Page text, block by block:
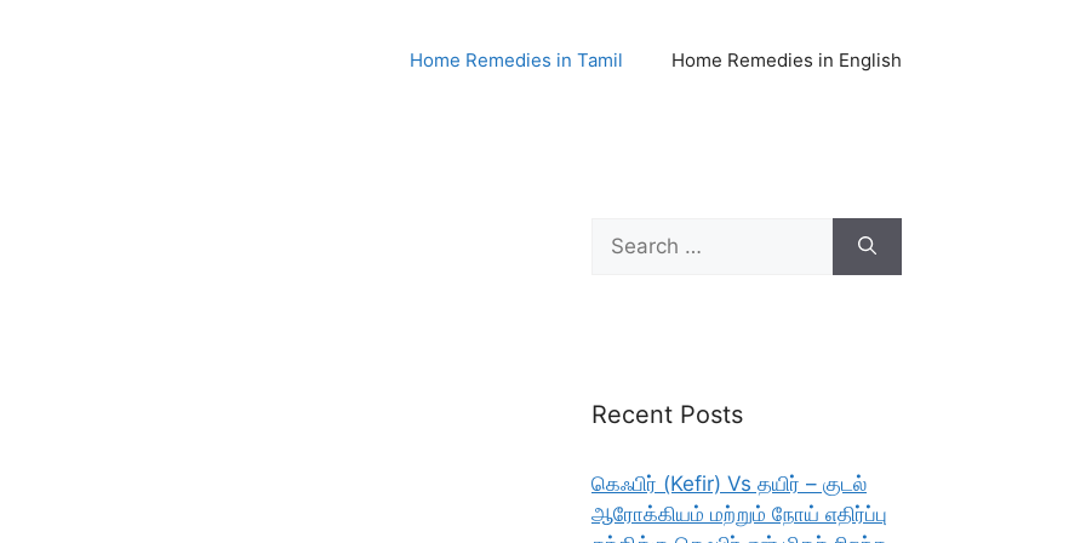
Home Remedies in Tamil Home Remedies in English
Search
for:
Recent Posts
கெஃபிர் (Kefir) Vs தயிர் – குடல்
ஆரோக்கியம் மற்றும் நோய் எதிர்ப்பு